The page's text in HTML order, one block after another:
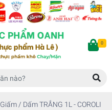
0
Giấm / Dấm TRẮNG 1L - COROLI